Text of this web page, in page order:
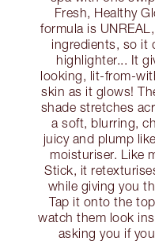
Fresh, Healthy
formula is
ingredients, so it
highlighter... It
looking, lit-from-
skin as it glows!
shade stretches
a soft, blurring,
juicy and plump
moisturiser. Like
Stick, it
while giving you
Tap it onto the
watch them look
asking you if